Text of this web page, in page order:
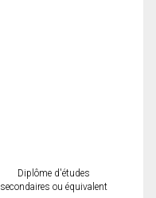
Diplôme d'études
secondaires ou équivalent